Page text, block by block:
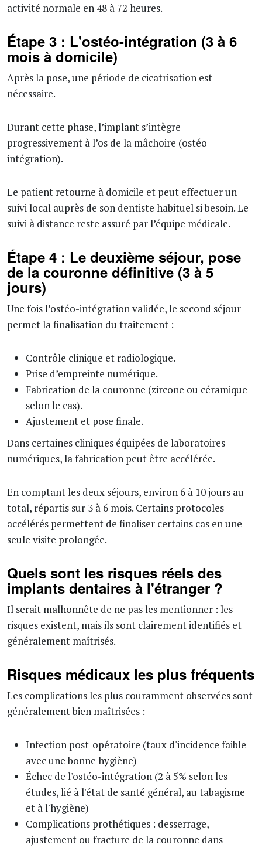
activité normale en 48 à 72 heures.
Étape 3 : L'ostéo-intégration (3 à 6
mois à domicile)
Après la pose, une période de cicatrisation est
nécessaire.
Durant cette phase, l’implant s’intègre
progressivement à l’os de la mâchoire (ostéo-
intégration).
Le patient retourne à domicile et peut effectuer un
suivi local auprès de son dentiste habituel si besoin. Le
suivi à distance reste assuré par l’équipe médicale.
Étape 4 : Le deuxième séjour, pose
de la couronne définitive (3 à 5
jours)
Une fois l’ostéo-intégration validée, le second séjour
permet la finalisation du traitement :
Contrôle clinique et radiologique.
Prise d’empreinte numérique.
Fabrication de la couronne (zircone ou céramique
selon le cas).
Ajustement et pose finale.
Dans certaines cliniques équipées de laboratoires
numériques, la fabrication peut être accélérée.
En comptant les deux séjours, environ 6 à 10 jours au
total, répartis sur 3 à 6 mois. Certains protocoles
accélérés permettent de finaliser certains cas en une
seule visite prolongée.
Quels sont les risques réels des
implants dentaires à l'étranger ?
Il serait malhonnête de ne pas les mentionner : les
risques existent, mais ils sont clairement identifiés et
généralement maîtrisés.
Risques médicaux les plus fréquents
Les complications les plus couramment observées sont
généralement bien maîtrisées :
Infection post-opératoire (taux d'incidence faible
avec une bonne hygiène)
Échec de l'ostéo-intégration (2 à 5% selon les
études, lié à l'état de santé général, au tabagisme
et à l'hygiène)
Complications prothétiques : desserrage,
ajustement ou fracture de la couronne dans